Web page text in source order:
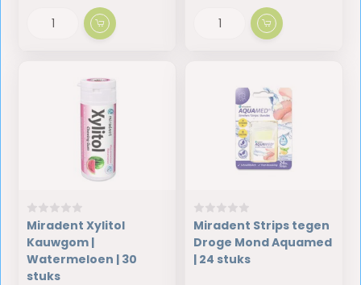
Miradent Xylitol
Kauwgom |
Watermeloen | 30
stuks
Miradent Strips tegen
Droge Mond Aquamed
| 24 stuks